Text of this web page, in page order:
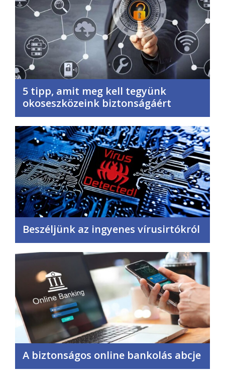
5 tipp, amit meg kell tegyünk
okoseszközeink biztonságáért
Beszéljünk az ingyenes vírusirtókról
A biztonságos online bankolás abcje